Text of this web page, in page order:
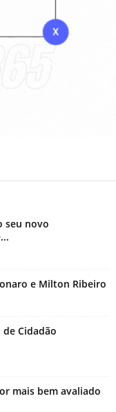
seu novo
e Milton Ribeiro
Cidadão
mais bem avaliado